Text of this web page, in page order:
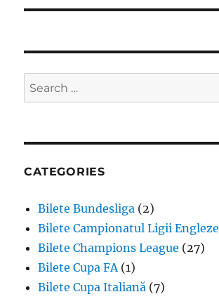
Search
for:
CATEGORIES
Bilete Bundesliga (2)
Bilete Campionatul Ligii Engleze
Bilete Champions League (27)
Bilete Cupa FA(1)
Bilete Cupa Italiană (7)